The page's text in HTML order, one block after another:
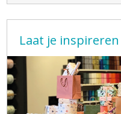
Laat je inspireren